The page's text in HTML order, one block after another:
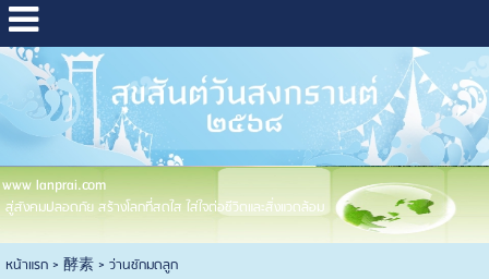
www lanprai.com
สู่สังคมปลอดภัย สร้างโลกที่สดใส ใส่ใจต่อชีวิตและสิ่งแวดล้อม
หน้าแรก> 酵素> ว่านชักมดลูก